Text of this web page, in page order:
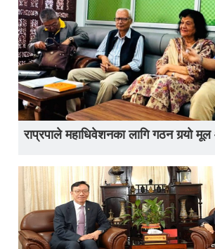
राप्रपाले महाधिवेशनका लागि गठन गर्‍यो